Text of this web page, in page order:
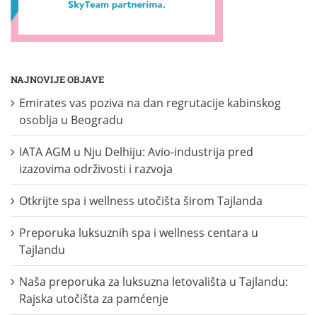
NAJNOVIJE OBJAVE
Emirates vas poziva na dan regrutacije kabinskog
osoblja u Beogradu
IATA AGM u Nju Delhiju: Avio-industrija pred
izazovima održivosti i razvoja
Otkrijte spa i wellness utočišta širom Tajlanda
Preporuka luksuznih spa i wellness centara u
Tajlandu
Naša preporuka za luksuzna letovališta u Tajlandu:
Rajska utočišta za pamćenje